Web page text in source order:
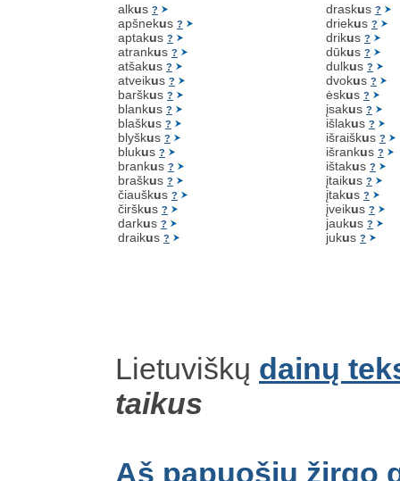
alkus ?
apšnekus ?
aptakus ?
atrankus ?
atšakus ?
atveikus ?
barškus ?
blankus ?
blaškus ?
blyškus ?
blukus ?
brankus ?
braškus ?
čiauškus ?
čirškus ?
darkus ?
draikus ?
draskus ?
driekus ?
drikus ?
dūkus ?
dulkus ?
dvokus ?
ėskus ?
įsakus ?
išlakus ?
išraiškus ?
išrankus ?
ištakus ?
įtaikus ?
įtakus ?
įveikus ?
jaukus ?
jukus ?
Lietuviškų dainų
taikus
Aš papuošiu žirgo